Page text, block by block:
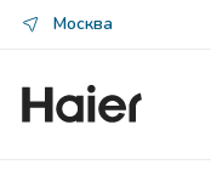
Москва